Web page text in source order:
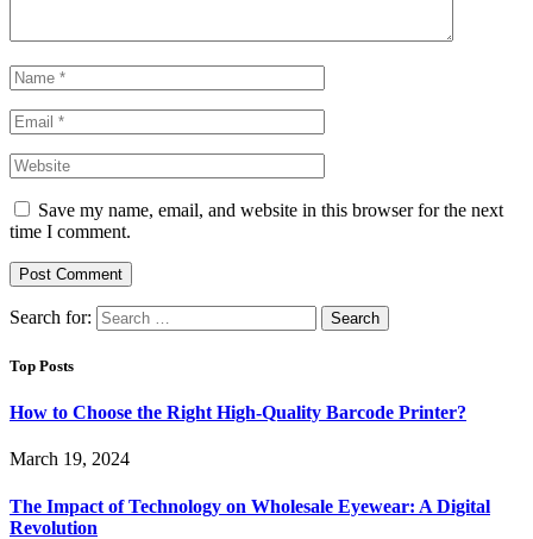
Save my name, email, and website in this browser for the next
time I comment.
Search for:
Top Posts
How to Choose the Right High-Quality Barcode Printer?
March 19, 2024
The Impact of Technology on Wholesale Eyewear: A Digital
Revolution